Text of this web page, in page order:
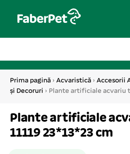
Prima pagină › Acvaristică › Accesorii
și Decoruri › Plante artificiale acvariu
Plante artificiale
11119 23*13*23 cm